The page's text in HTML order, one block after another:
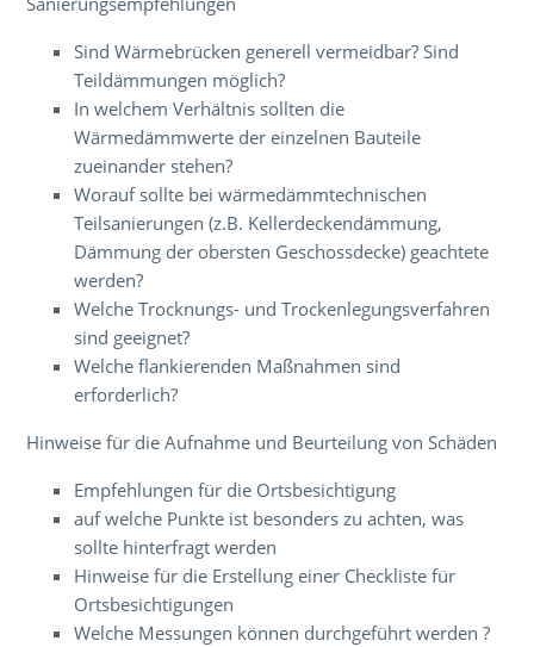
Sind Wärmebrücken generell vermeidbar? Sind
Teildämmungen möglich?
In welchem Verhältnis sollten die
Wärmedämmwerte der einzelnen Bauteile
zueinander stehen?
Worauf sollte bei wärmedämmtechnischen
Teilsanierungen (z.B. Kellerdeckendämmung,
Dämmung der obersten Geschossdecke) geachtete
werden?
Welche Trocknungs- und Trockenlegungsverfahren
sind geeignet?
Welche flankierenden Maßnahmen sind
erforderlich?
Hinweise für die Aufnahme und Beurteilung von Schäden
Empfehlungen für die Ortsbesichtigung
auf welche Punkte ist besonders zu achten, was
sollte hinterfragt werden
Hinweise für die Erstellung einer Checkliste für
Ortsbesichtigungen
Welche Messungen können durchgeführt werden ?